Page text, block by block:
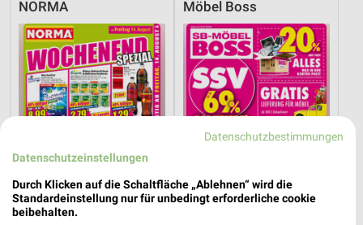
NORMA Möbel Boss
Datenschutzbestimmungen
Datenschutzeinstellungen
Durch Klicken auf die Schaltfläche „Ablehnen“ wird die
Standardeinstellung nur für unbedingt erforderliche cookie
beibehalten.